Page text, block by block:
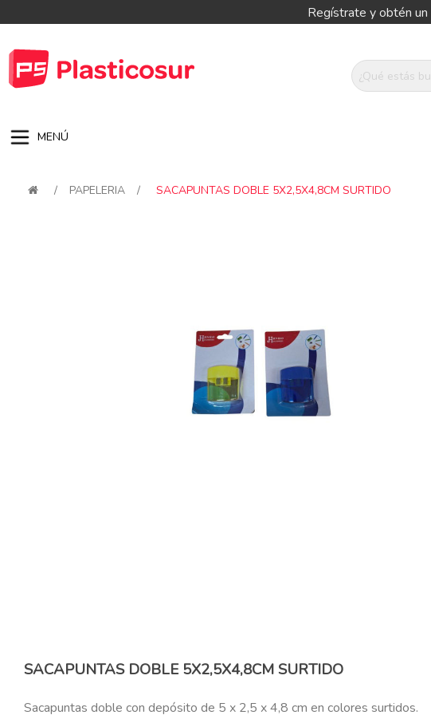
Regístrate y obtén un
MENÚ
/ PAPELERIA / SACAPUNTAS DOBLE 5X2,5X4,8CM SURTIDO
SACAPUNTAS DOBLE 5X2,5X4,8CM SURTIDO
Sacapuntas doble con depósito de 5 x 2,5 x 4,8 cm en colores surtidos.